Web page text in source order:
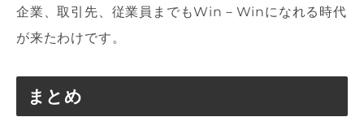
企業、取引先、従業員までもWin－Winになれる時代
が来たわけです。
まとめ